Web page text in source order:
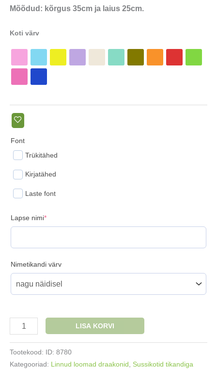
Mõõdud: kõrgus 35cm ja laius 25cm.
Koti värv
Font
Trükitähed
Kirjatähed
Laste font
Lapse nimi*(required)
Nimetikandi värv
Nimega
sussikott
LISA KORVI
Tootekood: ID: 8780
Kategooriad: Linnud loomad draakonid, Sussikotid tikandiga